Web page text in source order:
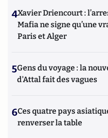
4Xavier Driencourt :
Mafia ne signe qu’une
Paris et Alger
5Gens du voyage : la
d'Attal fait des vagues
6Ces quatre pays
renverser la table